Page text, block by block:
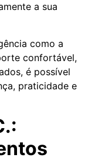
a sua
como a
confortável,
é possível
praticidade e